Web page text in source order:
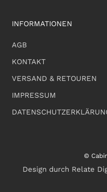
INFORMATIONEN
AGB
KONTAKT
VERSAND & RETOUREN
IMPRESSUM
©
Design durch Relate